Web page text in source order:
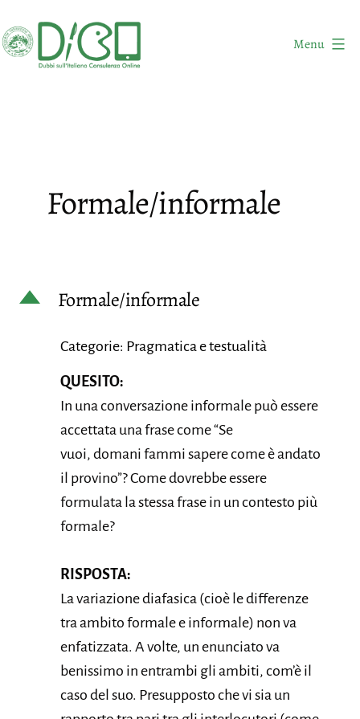
al
contenuto
Menu
Formale/informale
D Formale/informale
Categorie: Pragmatica e testualità
QUESITO:
In una conversazione informale può essere
accettata una frase come “Se
vuoi, domani fammi sapere come è andato
il provino”? Come dovrebbe essere
formulata la stessa frase in un contesto più
formale?
RISPOSTA:
La variazione diafasica (cioè le differenze
tra ambito formale e informale) non va
enfatizzata. A volte, un enunciato va
benissimo in entrambi gli ambiti, com’è il
caso del suo. Presupposto che vi sia un